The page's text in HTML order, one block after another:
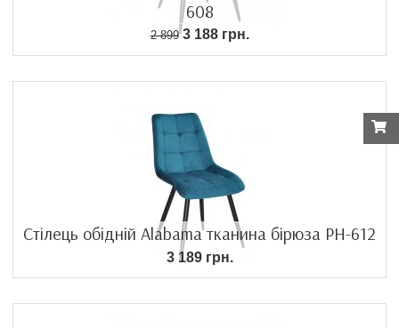
608
2 8993 188 грн.
Стілець обідній Alabama тканина бірюза PH-612
3 189 грн.